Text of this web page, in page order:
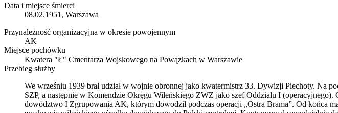
Data i miejsce śmierci
08.02.1951, Warszawa
Przynależność organizacyjna w okresie powojennym
AK
Miejsce pochówku
Kwatera "Ł" Cmentarza Wojskowego na Powązkach w Warszawie
Przebieg służby
We wrześniu 1939 brał udział w wojnie obronnej jako kwatermistrz 33. Dywizji Piechoty. Na
SZP, a następnie w Komendzie Okręgu Wileńskiego ZWZ jako szef Oddziału I
dowództwo I Zgrupowania AK, którym dowodził podczas operacji „Ostra Brama”. Od końca